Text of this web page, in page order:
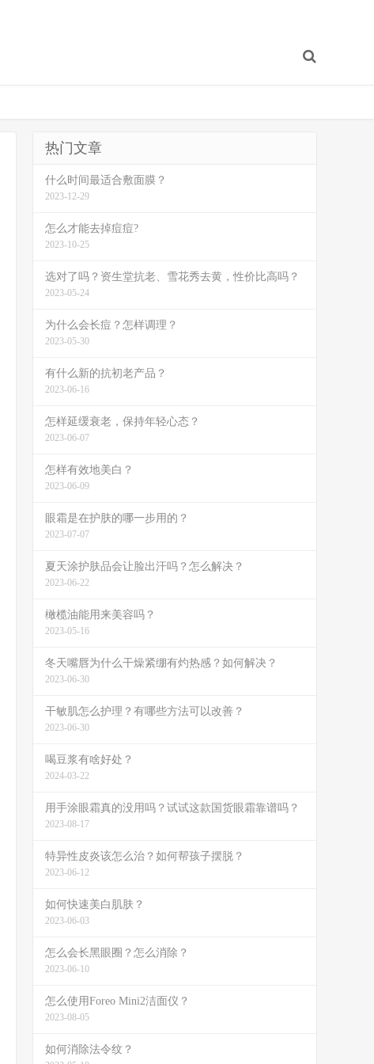
热门文章
什么时间最适合敷面膜？
2023-12-29
怎么才能去掉痘痘?
2023-10-25
选对了吗？资生堂抗老、雪花秀去黄，性价比高吗？
2023-05-24
为什么会长痘？怎样调理？
2023-05-30
有什么新的抗初老产品？
2023-06-16
怎样延缓衰老，保持年轻心态？
2023-06-07
怎样有效地美白？
2023-06-09
眼霜是在护肤的哪一步用的？
2023-07-07
夏天涂护肤品会让脸出汗吗？怎么解决？
2023-06-22
橄榄油能用来美容吗？
2023-05-16
冬天嘴唇为什么干燥紧绷有灼热感？如何解决？
2023-06-30
干敏肌怎么护理？有哪些方法可以改善？
2023-06-30
喝豆浆有啥好处？
2024-03-22
用手涂眼霜真的没用吗？试试这款国货眼霜靠谱吗？
2023-08-17
特异性皮炎该怎么治？如何帮孩子摆脱？
2023-06-12
如何快速美白肌肤？
2023-06-03
怎么会长黑眼圈？怎么消除？
2023-06-10
怎么使用Foreo Mini2洁面仪？
2023-08-05
如何消除法令纹？